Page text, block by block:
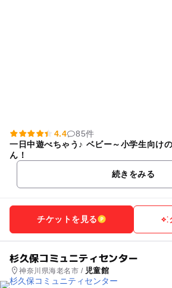
4.4
85件
一日中遊べちゃう♪ ベビー～小学生向け
ん！
続きをみる
チケットを見る
杉久保コミュニティセンター
神奈川県海老名市 / 児童館